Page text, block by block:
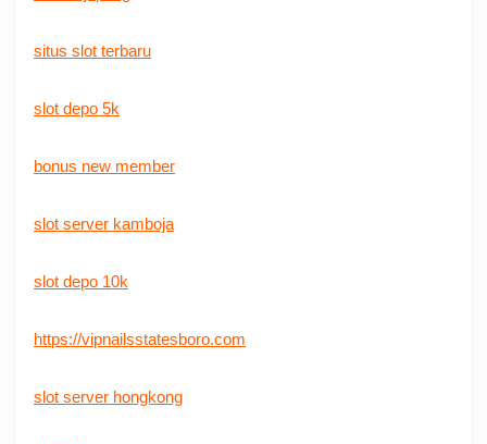
situs slot terbaru
slot depo 5k
bonus new member
slot server kamboja
slot depo 10k
https://vipnailsstatesboro.com
slot server hongkong